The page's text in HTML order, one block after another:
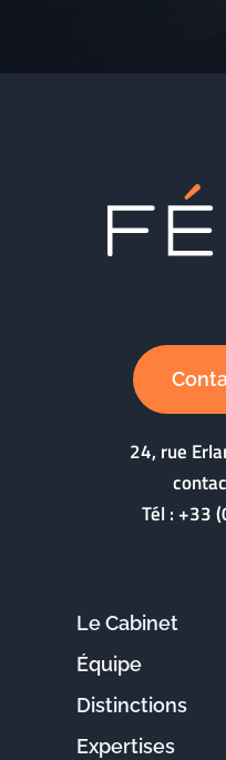
24, rue
Tél :+33
Le Cabinet
Équipe
Distinctions
Expertises